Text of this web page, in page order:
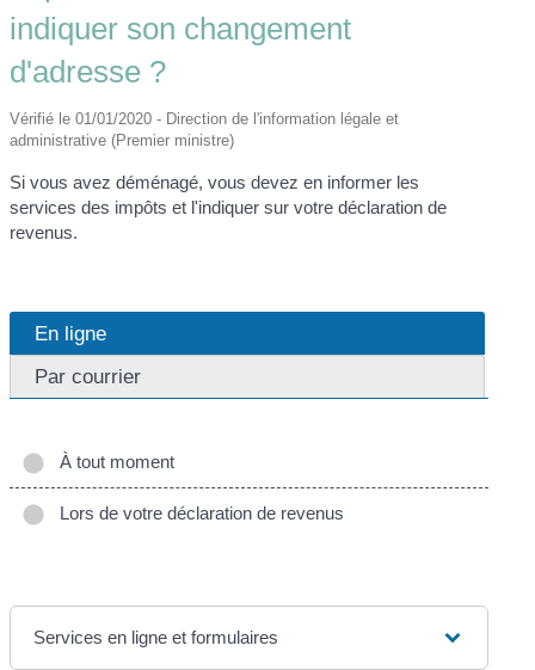
indiquer son changement
d'adresse ?
Vérifié le 01/01/2020 - Direction de l'information légale et
administrative (Premier ministre)
Si vous avez déménagé, vous devez en informer les
services des impôts et l'indiquer sur votre déclaration de
revenus.
En ligne
Par courrier
À tout moment
Lors de votre déclaration de revenus
Services en ligne et formulaires